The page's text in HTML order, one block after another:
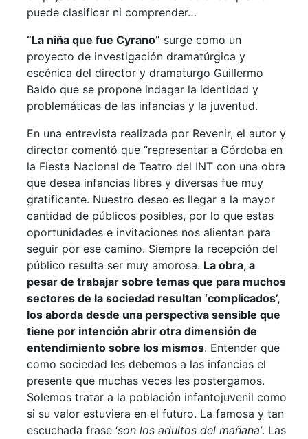
puede clasificar ni comprender…
“La niña que fue Cyrano” surge como un
proyecto de investigación dramatúrgica y
escénica del director y dramaturgo Guillermo
Baldo que se propone indagar la identidad y
problemáticas de las infancias y la juventud.
En una entrevista realizada por Revenir, el autor y
director comentó que “representar a Córdoba en
la Fiesta Nacional de Teatro del INT con una obra
que desea infancias libres y diversas fue muy
gratificante. Nuestro deseo es llegar a la mayor
cantidad de públicos posibles, por lo que estas
oportunidades e invitaciones nos alientan para
seguir por ese camino. Siempre la recepción del
público resulta ser muy amorosa. La obra, a
pesar de trabajar sobre temas que para muchos
sectores de la sociedad resultan ‘complicados’,
los aborda desde una perspectiva sensible que
tiene por intención abrir otra dimensión de
entendimiento sobre los mismos. Entender que
como sociedad les debemos a las infancias el
presente que muchas veces les postergamos.
Solemos tratar a la población infantojuvenil como
si su valor estuviera en el futuro. La famosa y tan
escuchada frase ‘son los adultos del mañana’. Las